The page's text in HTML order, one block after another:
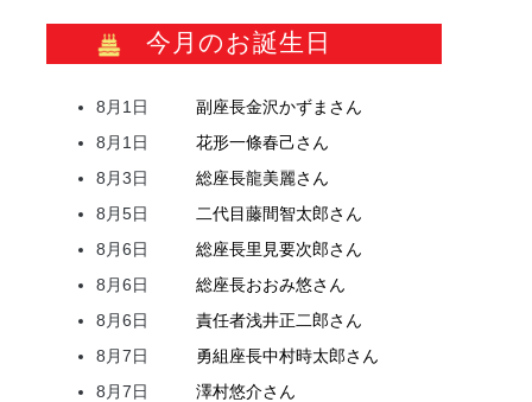
今月のお誕生日
8月1日 副座長金沢かずま さん
8月1日
花形一條春己さん
8月3日
総座長龍美麗さん
8月5日
二代目藤間智太郎さん
8月6日
総座長里見要次郎さん
8月6日
総座長おおみ悠さん
8月6日
責任者浅井正二郎さん
8月7日
勇組座長中村時太郎さん
8月7日
澤村悠介さん